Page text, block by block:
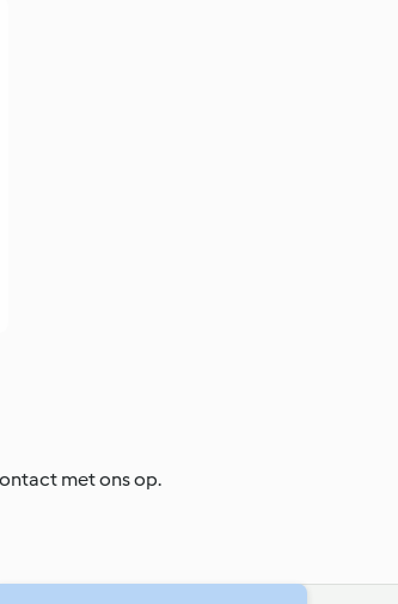
met ons op.